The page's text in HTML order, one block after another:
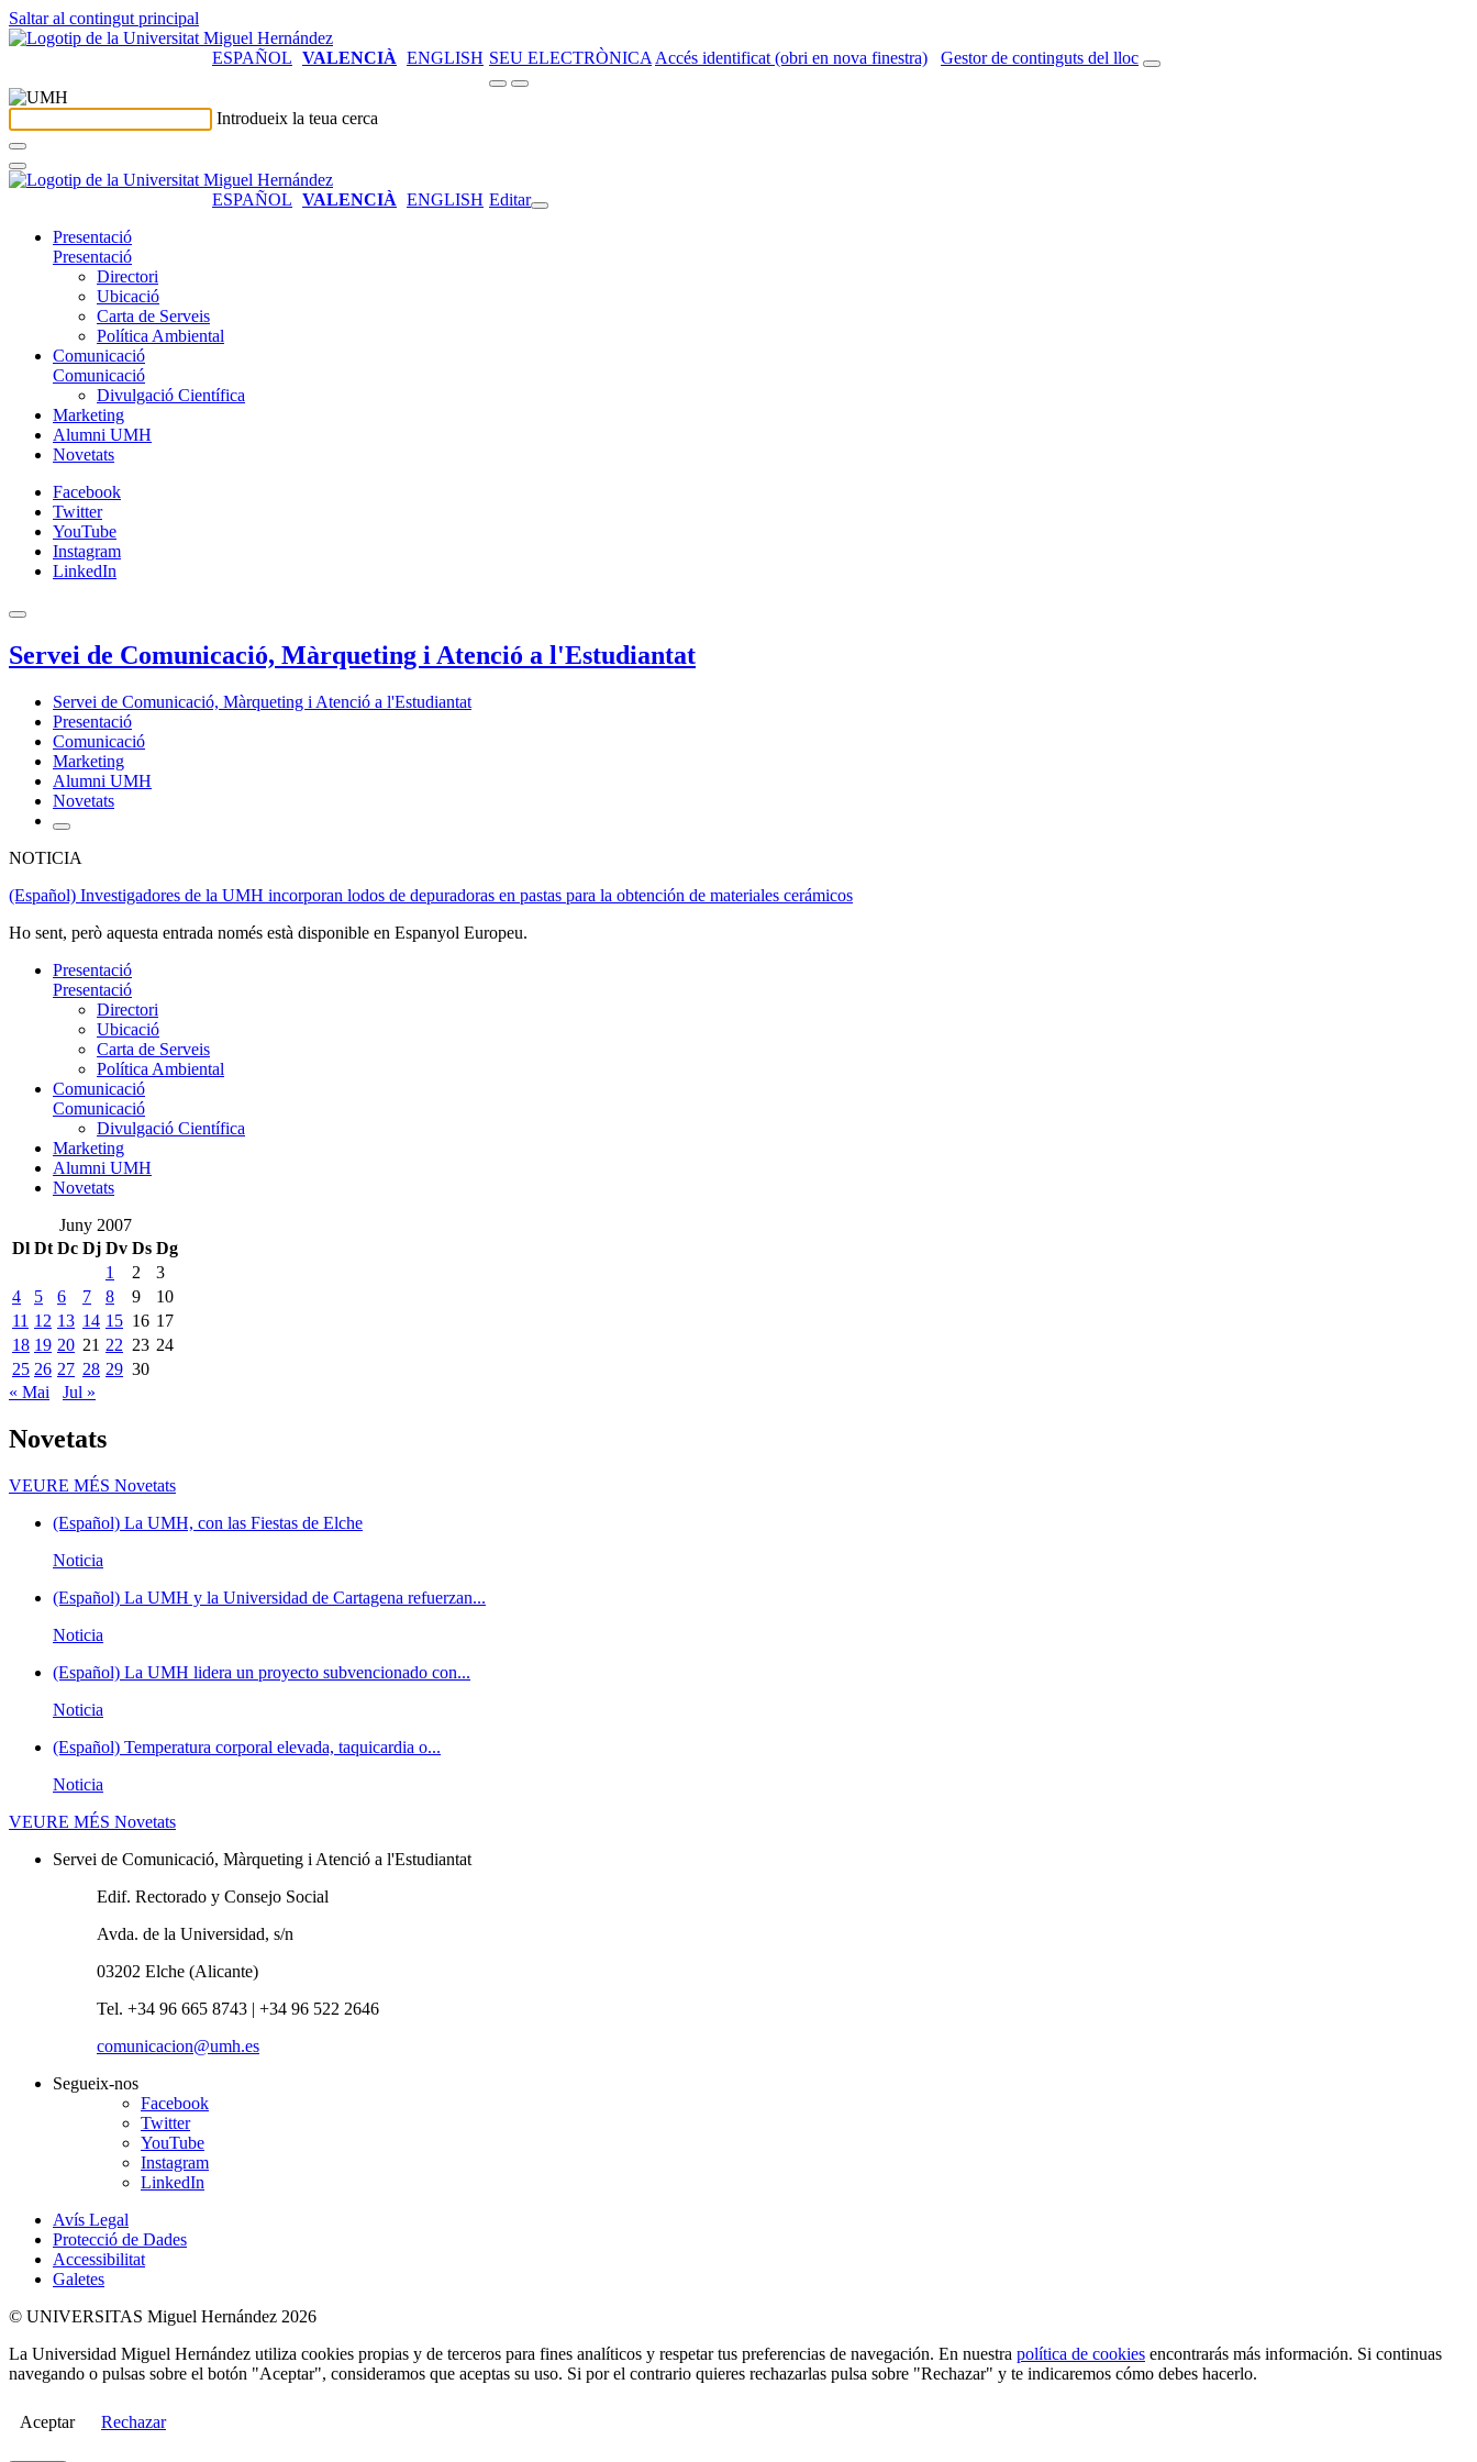
Saltar al contingut principal
ESPAÑOL VALENCIÀ ENGLISH SEU ELECTRÒNICA Accés identificat (obri en nova finestra) Gestor de continguts del lloc
Introdueix la teua cerca
ESPAÑOL VALENCIÀ ENGLISH Editar
Presentació
Presentació
Directori
Ubicació
Carta de Serveis
Política Ambiental
Comunicació
Comunicació
Divulgació Científica
Marketing
Alumni UMH
Novetats
Facebook
Twitter
YouTube
Instagram
LinkedIn
Servei de Comunicació, Màrqueting i Atenció a l'Estudiantat
Servei de Comunicació, Màrqueting i Atenció a l'Estudiantat
Presentació
Comunicació
Marketing
Alumni UMH
Novetats
NOTICIA
(Español) Investigadores de la UMH incorporan lodos de depuradoras en pastas para la obtención de materiales cerámicos
Ho sent, però aquesta entrada només està disponible en Espanyol Europeu.
Presentació
Presentació
Directori
Ubicació
Carta de Serveis
Política Ambiental
Comunicació
Comunicació
Divulgació Científica
Marketing
Alumni UMH
Novetats
Juny 2007
Dl Dt Dc Dj Dv Ds Dg
1
2
3
4
5 6 7 8 9
10
11 12 13 14 15 16 17
18 19 20 21 22 23 24
25 26 27 28 29 30
« Mai
Jul »
Novetats
VEURE MÉS Novetats
(Español) La UMH, con las Fiestas de Elche
Noticia
(Español) La UMH y la Universidad de Cartagena refuerzan...
Noticia
(Español) La UMH lidera un proyecto subvencionado con...
Noticia
(Español) Temperatura corporal elevada, taquicardia o...
Noticia
VEURE MÉS Novetats
Servei de Comunicació, Màrqueting i Atenció a l'Estudiantat
Edif. Rectorado y Consejo Social
Avda. de la Universidad, s/n
03202 Elche (Alicante)
Tel. +34 96 665 8743 | +34 96 522 2646
comunicacion@umh.es
Segueix-nos
Facebook
Twitter
YouTube
Instagram
LinkedIn
Avís Legal
Protecció de Dades
Accessibilitat
Galetes
© UNIVERSITAS Miguel Hernández 2026
La Universidad Miguel Hernández utiliza cookies propias y de terceros para fines analíticos y respetar tus preferencias de navegación. En nuestra política de cookies encontrarás más información. Si continuas
navegando o pulsas sobre el botón "Aceptar", consideramos que aceptas su uso. Si por el contrario quieres rechazarlas pulsa sobre "Rechazar" y te indicaremos cómo debes hacerlo.
Aceptar Rechazar